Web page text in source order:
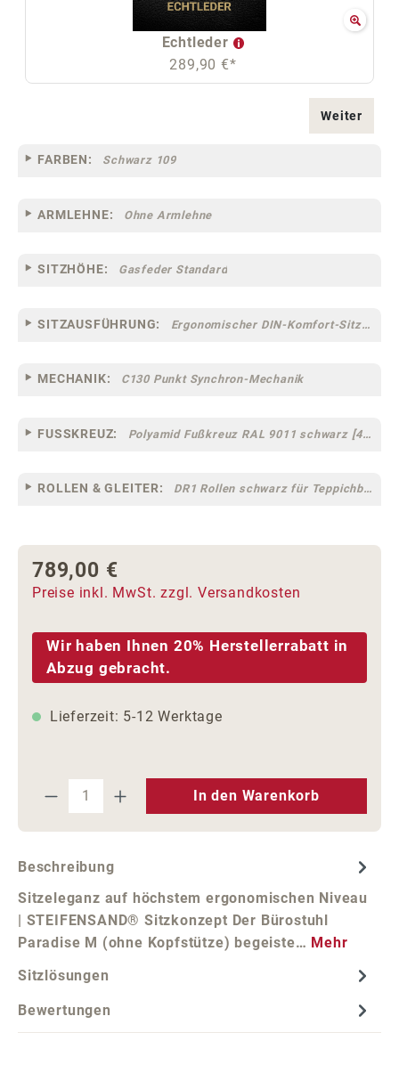
Echtleder
289,90 €*
Weiter
FARBEN: Schwarz 109
ARMLEHNE: Ohne Armlehne
SITZHÖHE: Gasfeder Standard
SITZAUSFÜHRUNG: Ergonomischer DIN-Komfort-Sitz [75]
MECHANIK: C130 Punkt Synchron-Mechanik
FUSSKREUZ: Polyamid Fußkreuz RAL 9011 schwarz [44]
ROLLEN & GLEITER: DR1 Rollen schwarz für Teppichböden [10]
Regulärer Preis:
789,00 €
Preise inkl. MwSt. zzgl. Versandkosten
Wir haben Ihnen 20% Herstellerrabatt in
Abzug gebracht.
Lieferzeit: 5-12 Werktage
Produkt Anzahl: Gib den
In den Warenkorb
Beschreibung
Sitzeleganz auf höchstem ergonomischen Niveau
| STEIFENSAND® Sitzkonzept Der Bürostuhl
Paradise M (ohne Kopfstütze) begeiste… Mehr
Sitzlösungen
Bewertungen